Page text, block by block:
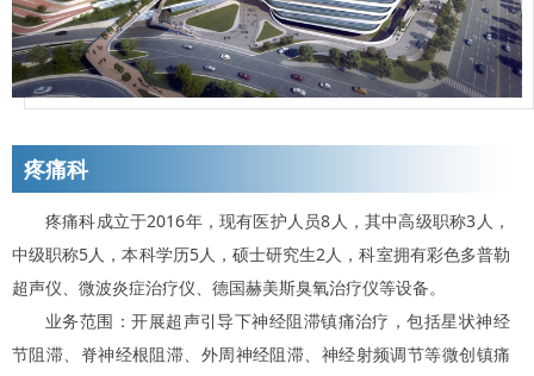
疼痛科
疼痛科成立于2016年，现有医护人员8人，其中高级职称3人，
中级职称5人，本科学历5人，硕士研究生2人，科室拥有彩色多普勒
超声仪、微波炎症治疗仪、德国赫美斯臭氧治疗仪等设备。
业务范围：开展超声引导下神经阻滞镇痛治疗，包括星状神经
节阻滞、脊神经根阻滞、外周神经阻滞、神经射频调节等微创镇痛